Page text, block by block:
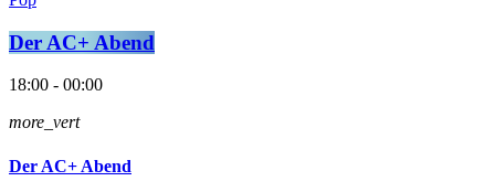
Der AC+ Abend
18:00 - 00:00
more_vert
Der AC+ Abend